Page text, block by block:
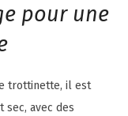
pour une
trottinette, il est
sec, avec des